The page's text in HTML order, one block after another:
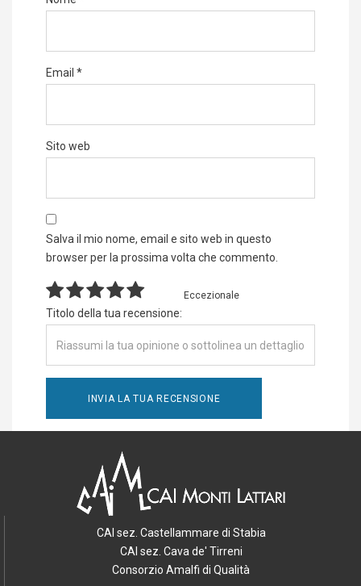
Email *
Sito web
Salva il mio nome, email e sito web in questo
browser per la prossima volta che commento.
Eccezionale
Titolo della tua recensione:
CAI sez. Castellammare di Stabia
CAI sez. Cava de' Tirreni
Consorzio Amalfi di Qualità